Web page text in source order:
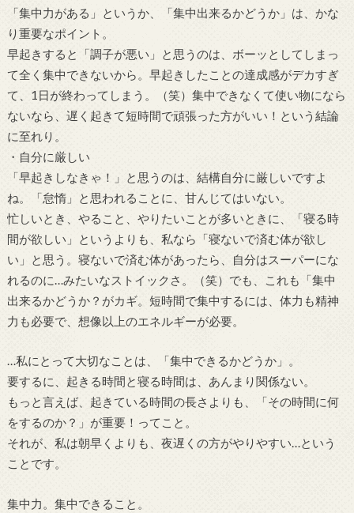
「集中力がある」というか、「集中出来るかどうか」は、かな
り重要なポイント。
早起きすると「調子が悪い」と思うのは、ボーッとしてしまっ
て全く集中できないから。早起きしたことの達成感がデカすぎ
て、1日が終わってしまう。（笑）集中できなくて使い物になら
ないなら、遅く起きて短時間で頑張った方がいい！という結論
に至れり。
・自分に厳しい
「早起きしなきゃ！」と思うのは、結構自分に厳しいですよ
ね。「怠惰」と思われることに、甘んじてはいない。
忙しいとき、やること、やりたいことが多いときに、「寝る時
間が欲しい」というよりも、私なら「寝ないで済む体が欲し
い」と思う。寝ないで済む体があったら、自分はスーパーにな
れるのに…みたいなストイックさ。（笑）でも、これも「集中
出来るかどうか？がカギ。短時間で集中するには、体力も精神
力も必要で、想像以上のエネルギーが必要。
…私にとって大切なことは、「集中できるかどうか」。
要するに、起きる時間と寝る時間は、あんまり関係ない。
もっと言えば、起きている時間の長さよりも、「その時間に何
をするのか？」が重要！ってこと。
それが、私は朝早くよりも、夜遅くの方がやりやすい…という
ことです。
集中力。集中できること。